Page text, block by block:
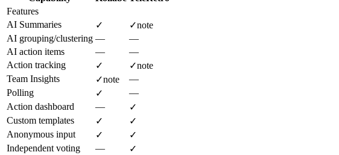
Features
AI Summaries
✓ ✓note
AI grouping/clustering —
—
AI action items
—
—
Action tracking
✓ ✓note
Team Insights
✓note
—
Polling
✓
—
Action dashboard
—
✓
Custom templates
✓
✓
Anonymous input
✓
✓
Independent voting
—
✓